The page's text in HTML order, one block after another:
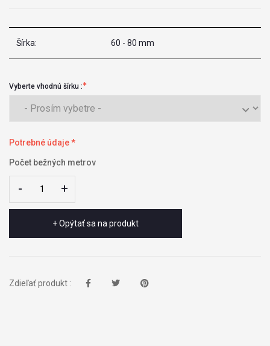
Šírka: 60 - 80 mm
Vyberte vhodnú šírku :
Potrebné údaje *
Počet bežných metrov
- +
- +
+ Opýtať sa na produkt
Zdieľať produkt :